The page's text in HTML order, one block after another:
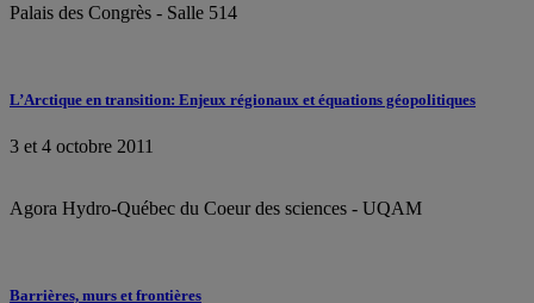
Palais des Congrès - Salle 514
L’Arctique en transition: Enjeux régionaux et équations géopolitiques
3 et 4 octobre 2011
Agora Hydro-Québec du Coeur des sciences - UQAM
Barrières, murs et frontières